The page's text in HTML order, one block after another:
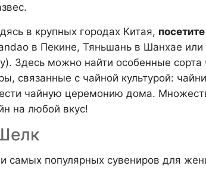
в крупных городах Китая,
в Пекине, Тяньшань в Шанхае или
Здесь можно найти особенные сорта
связанные с чайной культурой:
чайную церемонию дома.
на любой вкус!
самых популярных сувениров для